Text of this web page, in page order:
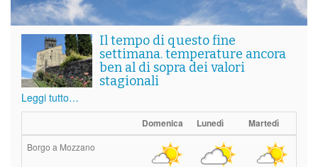
Il tempo di questo fine
settimana. temperature ancora
ben al di sopra dei valori
stagionali
Leggi tutto…
Domenica Lunedì Martedì
Borgo a Mozzano